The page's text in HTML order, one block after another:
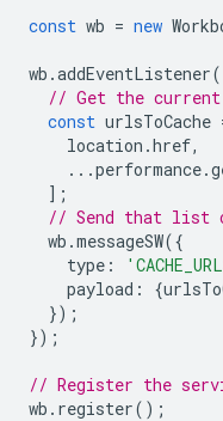
const wb = new
wb .addEventListener(
// Get the current
const urlsToCache
location .href,
...performance.
];
// Send that list
wb .messageSW({
type :
payload : {
});
});
// Register the
wb . register();